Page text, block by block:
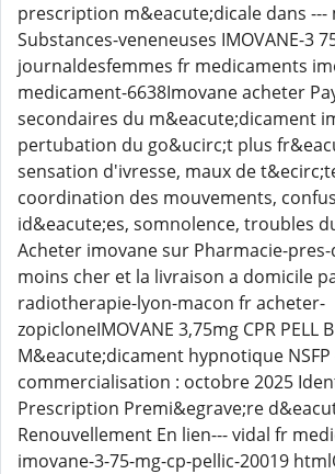
prescription m&eacute;dicale dans
Substances-veneneuses IMOVANE-3
journaldesfemmes fr medicaments
medicament-6638Imovane acheter
secondaires du m&eacute;dicament
pertubation du go&ucirc;t plus
sensation d'ivresse, maux de
coordination des mouvements,
id&eacute;es, somnolence, troubles
Acheter imovane sur Pharmacie-
moins cher et la livraison a domicile
radiotherapie-lyon-macon fr acheter-
zopicloneIMOVANE 3,75mg CPR PELL
M&eacute;dicament hypnotique
commercialisation : octobre 2025
Prescription Premi&egrave;re
Renouvellement En lien--- vidal fr
imovane-3-75-mg-cp-pellic-20019